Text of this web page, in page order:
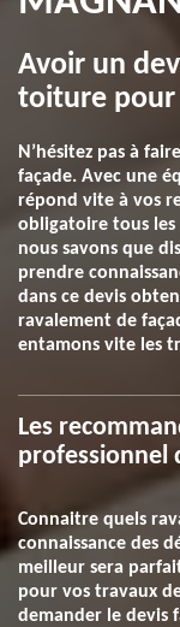
Avoir un
toiture
N’hésitez pas à
façade. Avec une
répond vite à vos
obligatoire tous les
nous savons que
prendre
dans ce devis
ravalement de
entamons vite les
Les
professionnel
Connaitre quels
connaissance des
meilleur sera
pour vos travaux
demander le devis